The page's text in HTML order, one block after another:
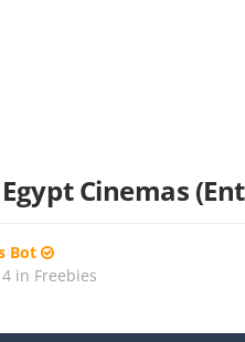
Cinemas
Bot
in Freebies